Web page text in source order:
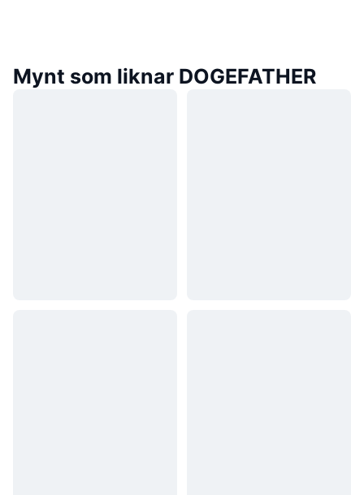
Mynt som liknar DOGEFATHER